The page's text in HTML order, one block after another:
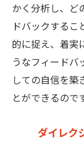
かく分析し、ど
ドバックするこ
的に捉え、着実
うなフィードバ
しての自信を築
とができるので
ダイレク